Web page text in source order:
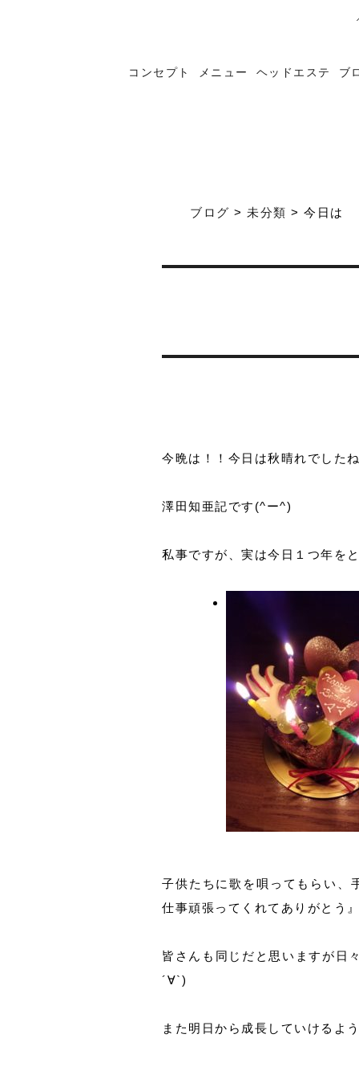
コンセプト メニュー ヘッドエステ ブ
ブログ > 未分類 > 今日は
今晩は！！今日は秋晴れでしたね
澤田知亜記です(^ー^)
私事ですが、実は今日１つ年を
子供たちに歌を唄ってもらい、
仕事頑張ってくれてありがとう
皆さんも同じだと思いますが日
´∀`)
また明日から成長していけるよ